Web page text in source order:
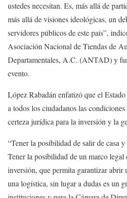
ustedes necesitan. Es, más allá de
más allá de visiones ideológicas, un
servidores públicos de este país”,
Asociación Nacional de Tiendas de
Departamentales, A.C. (ANTAD) y
evento.
López Rabadán enfatizó que el
a todos los ciudadanos las
certeza jurídica para la inversión y la
“Tener la posibilidad de salir de casa y
Tener la posibilidad de un marco legal
inversión, que permita garantizar abrir
una logística, sin lugar a dudas es un